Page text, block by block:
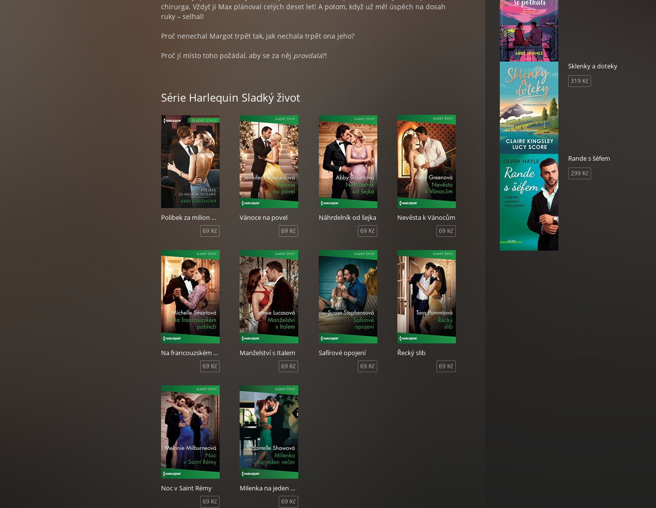
chirurga. Vždyť ji Max plánoval celých deset let! A potom, když už měl úspěch na dosah
ruky – selhal!
Proč nenechal Margot trpět tak, jak nechala trpět ona jeho?
Proč jí místo toho požádal, aby se za něj provdala?!
Série Harlequin Sladký život
Polibek za milion dolarů
69 Kč
Vánoce na povel
69 Kč
Náhrdelník od šejka
69 Kč
Nevěsta k Vánocům
69 Kč
Na francouzském pobřeží
69 Kč
Manželství s Italem
69 Kč
Safírové opojení
69 Kč
Řecký slib
69 Kč
Noc v Saint Rémy
69 Kč
Milenka na jeden večer
69 Kč
Sklenky a doteky
319 Kč
Rande s šéfem
299 Kč